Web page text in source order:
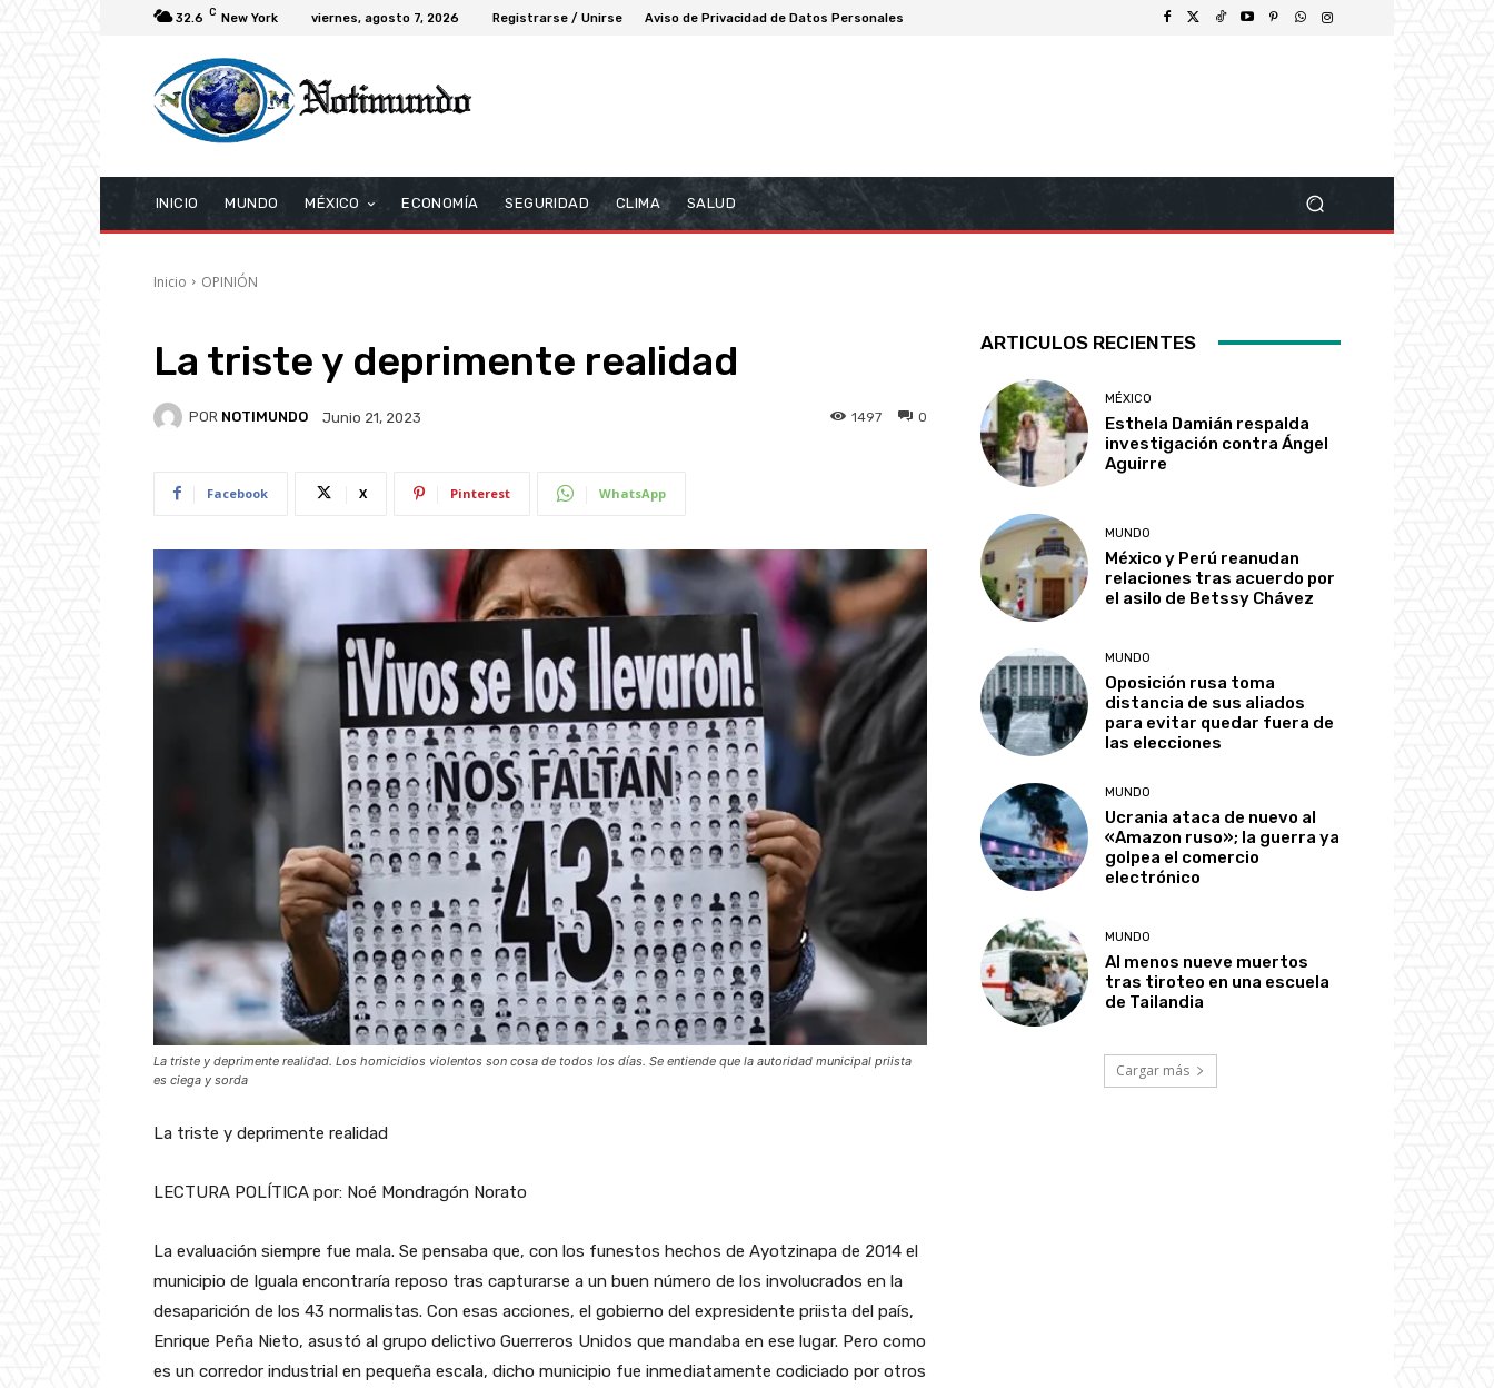
32.6 C New York viernes, agosto 7, 2026 Registrarse / Unirse Aviso de Privacidad de Datos Personales
INICIO MUNDO MÉXICO ECONOMÍA SEGURIDAD CLIMA SALUD
Inicio OPINIÓN
La triste y deprimente realidad
POR NOTIMUNDO Junio 21, 2023 0
1497
Facebook X Pinterest WhatsApp
La triste y deprimente realidad. Los homicidios violentos son cosa de todos los días. Se entiende que la autoridad municipal priista
es ciega y sorda
La triste y deprimente realidad
LECTURA POLÍTICA por: Noé Mondragón Norato
La evaluación siempre fue mala. Se pensaba que, con los funestos hechos de Ayotzinapa de 2014 el
municipio de Iguala encontraría reposo tras capturarse a un buen número de los involucrados en la
desaparición de los 43 normalistas. Con esas acciones, el gobierno del expresidente priista del país,
Enrique Peña Nieto, asustó al grupo delictivo Guerreros Unidos que mandaba en ese lugar. Pero como
es un corredor industrial en pequeña escala, dicho municipio fue inmediatamente codiciado por otros
ARTICULOS RECIENTES
MÉXICO
Esthela Damián respalda
investigación contra Ángel
Aguirre
MUNDO
México y Perú reanudan
relaciones tras acuerdo por
el asilo de Betssy Chávez
MUNDO
Oposición rusa toma
distancia de sus aliados
para evitar quedar fuera de
las elecciones
MUNDO
Ucrania ataca de nuevo al
«Amazon ruso»; la guerra ya
golpea el comercio
electrónico
MUNDO
Al menos nueve muertos
tras tiroteo en una escuela
de Tailandia
Cargar más